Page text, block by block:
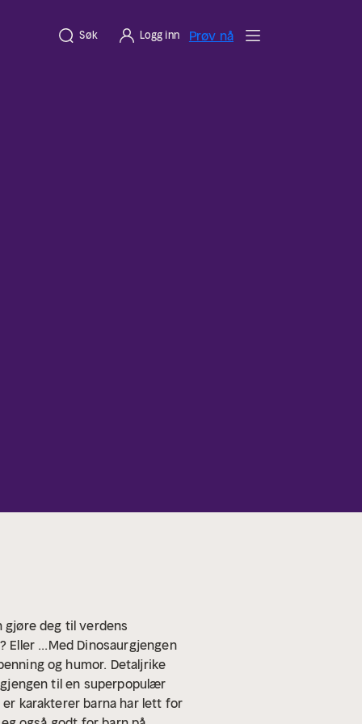
Søk Logg inn Prøv nå
gjøre deg til verdens
...Med Dinosaurgjengen
og humor. Detaljrike
til en superpopulær
karakterer barna har lett for